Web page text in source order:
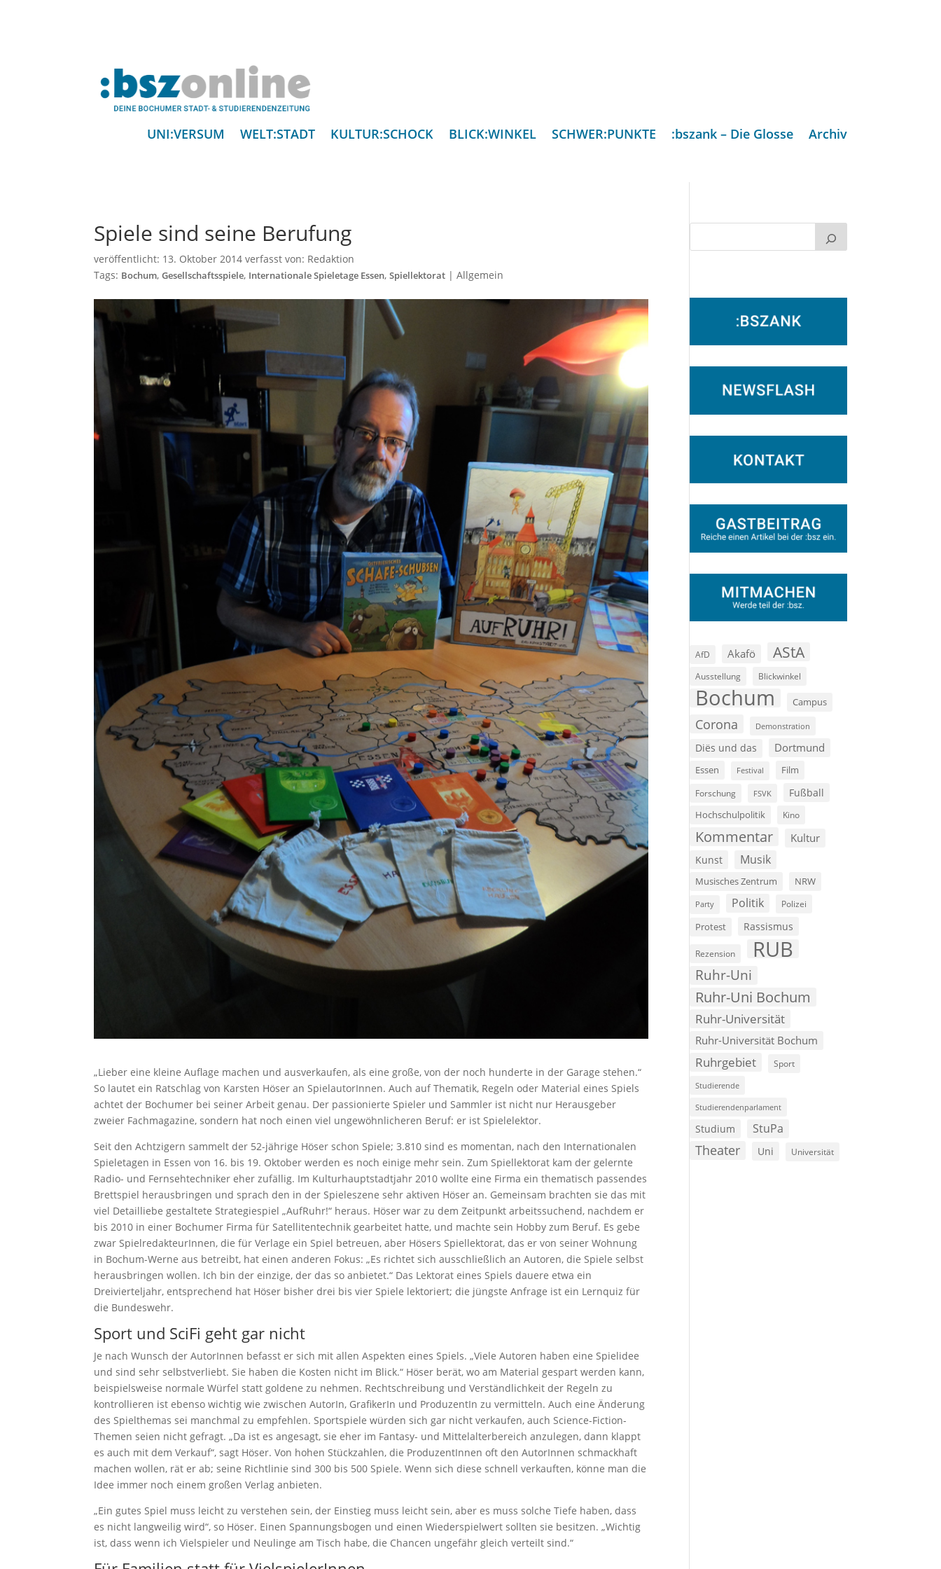
UNI:VERSUM WELT:STADT KULTUR:SCHOCK BLICK:WINKEL SCHWER:PUNKTE :bszank – Die Glosse Archiv
Spiele sind seine Berufung
veröffentlicht: 13. Oktober 2014 verfasst von: Redaktion
Tags: Bochum,Gesellschaftsspiele, Internationale Spieletage Essen,Spiellektorat |Allgemein
„Lieber eine kleine Auflage machen und ausverkaufen, als eine große, von der noch hunderte in der Garage stehen.“
So lautet ein Ratschlag von Karsten Höser an SpielautorInnen. Auch auf Thematik, Regeln oder Material eines Spiels
achtet der Bochumer bei seiner Arbeit genau. Der passionierte Spieler und Sammler ist nicht nur Herausgeber
zweier Fachmagazine, sondern hat noch einen viel ungewöhnlicheren Beruf: er ist Spielelektor.
Seit den Achtzigern sammelt der 52-jährige Höser schon Spiele; 3.810 sind es momentan, nach den Internationalen
Spieletagen in Essen von 16. bis 19. Oktober werden es noch einige mehr sein. Zum Spiellektorat kam der gelernte
Radio- und Fernsehtechniker eher zufällig. Im Kulturhauptstadtjahr 2010 wollte eine Firma ein thematisch passendes
Brettspiel herausbringen und sprach den in der Spieleszene sehr aktiven Höser an. Gemeinsam brachten sie das mit
viel Detailliebe gestaltete Strategiespiel „AufRuhr!“ heraus. Höser war zu dem Zeitpunkt arbeitssuchend, nachdem er
bis 2010 in einer Bochumer Firma für Satellitentechnik gearbeitet hatte, und machte sein Hobby zum Beruf. Es gebe
zwar SpielredakteurInnen, die für Verlage ein Spiel betreuen, aber Hösers Spiellektorat, das er von seiner Wohnung
in Bochum-Werne aus betreibt, hat einen anderen Fokus: „Es richtet sich ausschließlich an Autoren, die Spiele selbst
herausbringen wollen. Ich bin der einzige, der das so anbietet.“ Das Lektorat eines Spiels dauere etwa ein
Dreivierteljahr, entsprechend hat Höser bisher drei bis vier Spiele lektoriert; die jüngste Anfrage ist ein Lernquiz für
die Bundeswehr.
Sport und SciFi geht gar nicht
Je nach Wunsch der AutorInnen befasst er sich mit allen Aspekten eines Spiels. „Viele Autoren haben eine Spielidee
und sind sehr selbstverliebt. Sie haben die Kosten nicht im Blick.“ Höser berät, wo am Material gespart werden kann,
beispielsweise normale Würfel statt goldene zu nehmen. Rechtschreibung und Verständlichkeit der Regeln zu
kontrollieren ist ebenso wichtig wie zwischen AutorIn, GrafikerIn und ProduzentIn zu vermitteln. Auch eine Änderung
des Spielthemas sei manchmal zu empfehlen. Sportspiele würden sich gar nicht verkaufen, auch Science-Fiction-
Themen seien nicht gefragt. „Da ist es angesagt, sie eher im Fantasy- und Mittelalterbereich anzulegen, dann klappt
es auch mit dem Verkauf“, sagt Höser. Von hohen Stückzahlen, die ProduzentInnen oft den AutorInnen schmackhaft
machen wollen, rät er ab; seine Richtlinie sind 300 bis 500 Spiele. Wenn sich diese schnell verkauften, könne man die
Idee immer noch einem großen Verlag anbieten.
„Ein gutes Spiel muss leicht zu verstehen sein, der Einstieg muss leicht sein, aber es muss solche Tiefe haben, dass
es nicht langweilig wird“, so Höser. Einen Spannungsbogen und einen Wiederspielwert sollten sie besitzen. „Wichtig
ist, dass wenn ich Vielspieler und Neulinge am Tisch habe, die Chancen ungefähr gleich verteilt sind.“
AfD Akafö AStA
Ausstellung Blickwinkel
Bochum Campus
Corona Demonstration
Diës und das Dortmund
Essen Festival Film
Forschung FSVK Fußball
Hochschulpolitik Kino
Kommentar Kultur
Kunst Musik
Musisches Zentrum NRW
Party Politik Polizei
Protest Rassismus
Rezension RUB
Ruhr-Uni
Ruhr-Uni Bochum
Ruhr-Universität
Ruhr-Universität Bochum
Ruhrgebiet Sport
Studierende
Studierendenparlament
Studium StuPa
Theater Uni Universität